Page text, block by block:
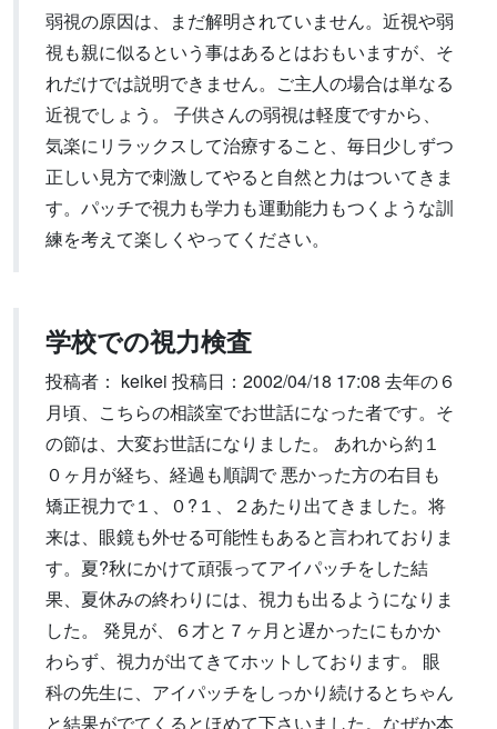
弱視の原因は、まだ解明されていません。近視や弱
視も親に似るという事はあるとはおもいますが、そ
れだけでは説明できません。ご主人の場合は単なる
近視でしょう。 子供さんの弱視は軽度ですから、
気楽にリラックスして治療すること、毎日少しずつ
正しい見方で刺激してやると自然と力はついてきま
す。パッチで視力も学力も運動能力もつくような訓
練を考えて楽しくやってください。
学校での視力検査
投稿者： keikei 投稿日：2002/04/18 17:08 去年の６
月頃、こちらの相談室でお世話になった者です。そ
の節は、大変お世話になりました。 あれから約１
０ヶ月が経ち、経過も順調で 悪かった方の右目も
矯正視力で１、０?１、２あたり出てきました。将
来は、眼鏡も外せる可能性もあると言われておりま
す。夏?秋にかけて頑張ってアイパッチをした結
果、夏休みの終わりには、視力も出るようになりま
した。 発見が、６才と７ヶ月と遅かったにもかか
わらず、視力が出てきてホットしております。 眼
科の先生に、アイパッチをしっかり続けるとちゃん
と結果がでてくるとほめて下さいました。なぜか本